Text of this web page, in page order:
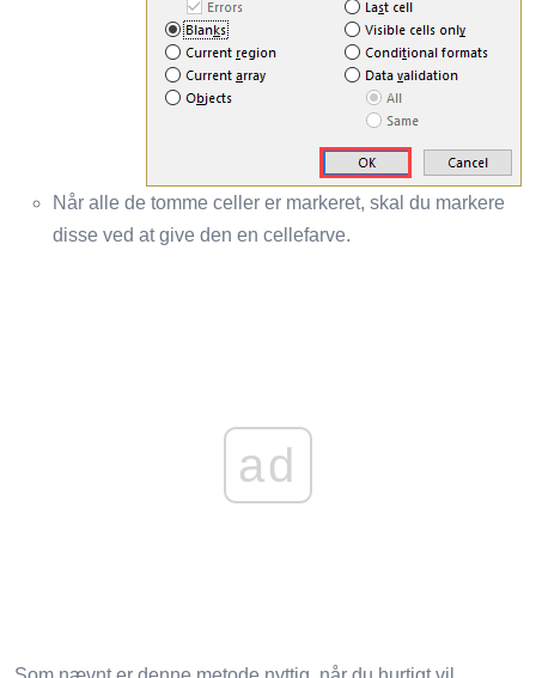
Når alle de tomme celler er markeret, skal du markere
disse ved at give den en cellefarve.
ad